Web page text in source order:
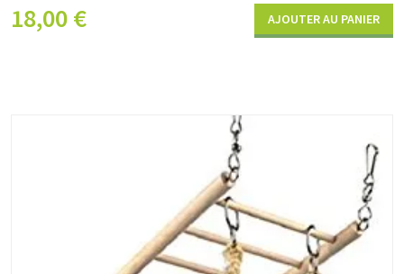
18,00€ AJOUTER AU PANIER